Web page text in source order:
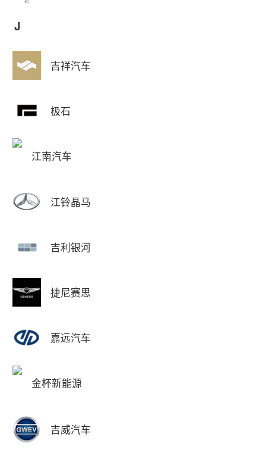
J
吉祥汽车
极石
江南汽车
江铃晶马
吉利银河
捷尼赛思
嘉远汽车
金杯新能源
吉威汽车